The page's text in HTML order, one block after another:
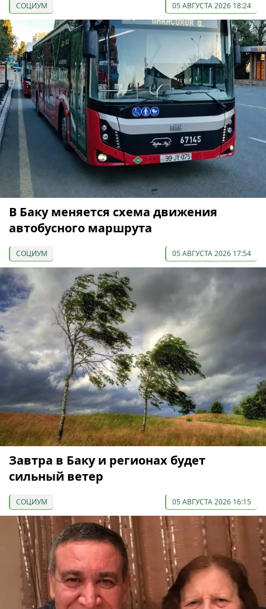
СОЦИУМ 05 АВГУСТА 2026 18:24
В Баку меняется схема движения
автобусного маршрута
СОЦИУМ 05 АВГУСТА 2026 17:54
Завтра в Баку и регионах будет
сильный ветер
СОЦИУМ 05 АВГУСТА 2026 16:15